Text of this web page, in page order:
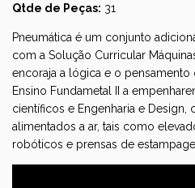
Qtde de Peças: 31
Pneumática é um conjunto
com a Solução Curricular
encoraja a lógica e o pensamento
Ensino Fundametal II a
científicos e Engenharia e
alimentados a ar, tais como
robóticos e prensas de